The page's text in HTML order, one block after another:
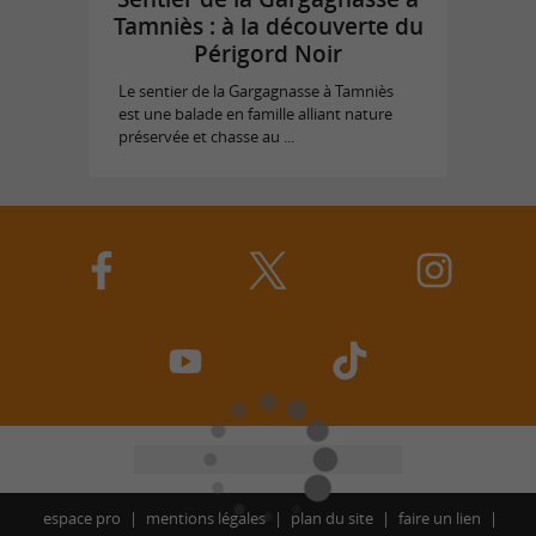
Tamniès : à la découverte du
Périgord Noir
Le sentier de la Gargagnasse à Tamniès
est une balade en famille alliant nature
préservée et chasse au ...
espace pro mentions légales plan du site faire un lien